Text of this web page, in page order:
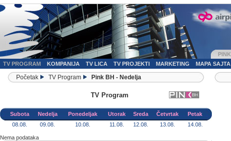
PINK
TV PROGRAM KOMPANIJA TV LICA TV PROJEKTI MARKETING MAPA SAJTA
Početak TV Program Pink BH - Nedelja
TV Program
Subota Nedelja Ponedeljak Utorak Sreda Četvrtak
Petak
08.08.
09.08. 10.08. 11.08. 12.08. 13.08. 14.08.
Nema podataka